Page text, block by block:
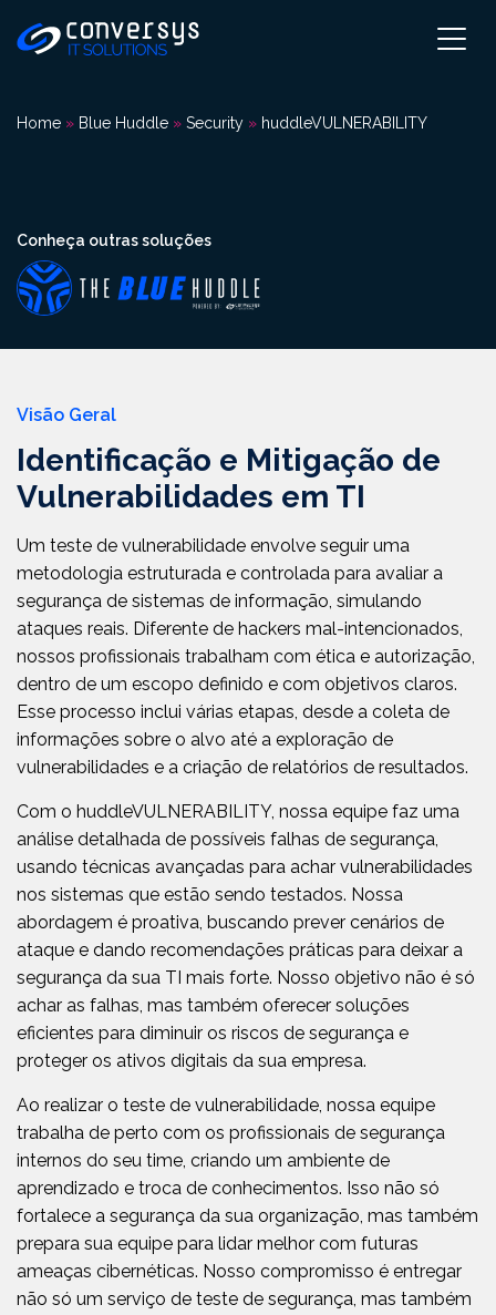
para
Home » Blue Huddle » Security » huddleVULNERABILITY
Conheça outras soluções
Visão Geral
Identificação e Mitigação de
Vulnerabilidades em TI
Um teste de vulnerabilidade envolve seguir uma
metodologia estruturada e controlada para avaliar a
segurança de sistemas de informação, simulando
ataques reais. Diferente de hackers mal-intencionados,
nossos profissionais trabalham com ética e autorização,
dentro de um escopo definido e com objetivos claros.
Esse processo inclui várias etapas, desde a coleta de
informações sobre o alvo até a exploração de
vulnerabilidades e a criação de relatórios de resultados.
Com o huddleVULNERABILITY, nossa equipe faz uma
análise detalhada de possíveis falhas de segurança,
usando técnicas avançadas para achar vulnerabilidades
nos sistemas que estão sendo testados. Nossa
abordagem é proativa, buscando prever cenários de
ataque e dando recomendações práticas para deixar a
segurança da sua TI mais forte. Nosso objetivo não é só
achar as falhas, mas também oferecer soluções
eficientes para diminuir os riscos de segurança e
proteger os ativos digitais da sua empresa.
Ao realizar o teste de vulnerabilidade, nossa equipe
trabalha de perto com os profissionais de segurança
internos do seu time, criando um ambiente de
aprendizado e troca de conhecimentos. Isso não só
fortalece a segurança da sua organização, mas também
prepara sua equipe para lidar melhor com futuras
ameaças cibernéticas. Nosso compromisso é entregar
não só um serviço de teste de segurança, mas também